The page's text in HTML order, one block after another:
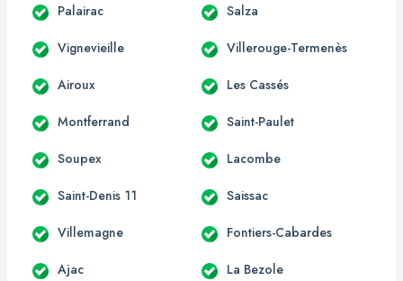
Palairac Salza
Vignevieille Villerouge-Termenès
Airoux Les Cassés
Montferrand Saint-Paulet
Soupex Lacombe
Saint-Denis 11 Saissac
Villemagne Fontiers-Cabardes
Ajac La Bezole